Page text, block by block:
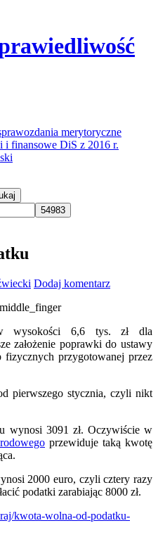
merytoryczne
i finansowe DiS z 2016 r.
Dodaj komentarz
wysokości 6,6 tys. zł dla
założenie poprawki do ustawy
przygotowanej przez
pierwszego stycznia, czyli nikt
wynosi 3091 zł. Oczywiście w
przewiduje taką kwotę
2000 euro, czyli cztery razy
podatki zarabiając 8000 zł.
kwota-wolna-od-podatku-